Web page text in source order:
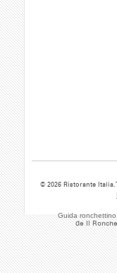
Guida
de Il
© 2026 Ristorante